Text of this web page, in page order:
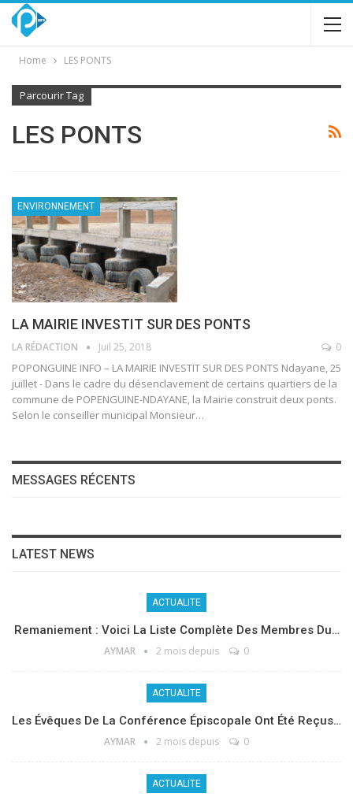
Home LES PONTS
Parcourir Tag
LES PONTS
ENVIRONNEMENT
LA MAIRIE INVESTIT SUR DES PONTS
LA RÉDACTION Juil 25, 2018 0
POPONGUINE INFO – LA MAIRIE INVESTIT SUR DES PONTS Ndayane, 25
juillet - Dans le cadre du désenclavement de certains quartiers de la
commune de POPENGUINE-NDAYANE, la Mairie construit deux ponts.
Selon le conseiller municipal Monsieur…
MESSAGES RÉCENTS
LATEST NEWS
ACTUALITE
Remaniement : Voici La Liste Complète Des Membres Du…
AYMAR 2 mois depuis 0
ACTUALITE
Les Évêques De La Conférence Épiscopale Ont Été Reçus…
AYMAR 2 mois depuis 0
ACTUALITE